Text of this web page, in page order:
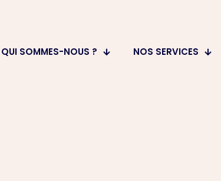
QUI SOMMES-NOUS ? NOS SERVICES